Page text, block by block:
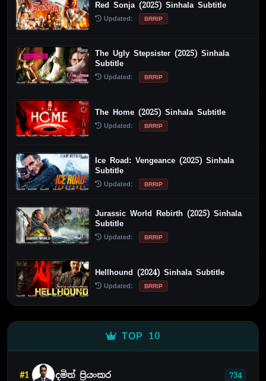
Red Sonja (2025) Sinhala Subtitle
Updated: BRRIP
The Ugly Stepsister (2025) Sinhala
Subtitle
Updated: BRRIP
The Home (2025) Sinhala Subtitle
Updated: BRRIP
Ice Road: Vengeance (2025) Sinhala
Subtitle
Updated: BRRIP
Jurassic World Rebirth (2025) Sinhala
Subtitle
Updated: BRRIP
Hellhound (2024) Sinhala Subtitle
Updated: BRRIP
TOP 10
#1 දමිත් ප්‍රියංකර 734